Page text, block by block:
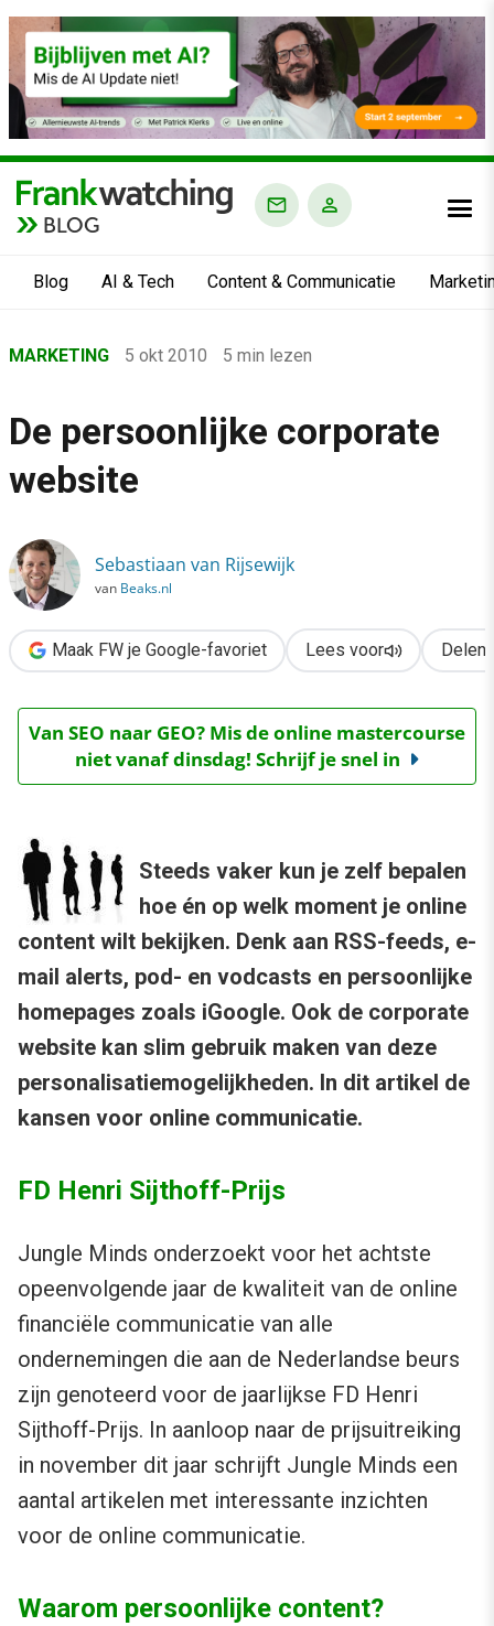
BLOG
Blog AI & Tech Content & Communicatie
›
›
Marketing
De persoonlijke corporate website
MARKETING 5 okt 2010 5 min lezen
De persoonlijke corporate
website
Sebastiaan van Rijsewijk
van Beaks.nl
Maak FW je Google-favoriet Lees voor Delen
Van SEO naar GEO? Mis de online mastercourse
niet vanaf dinsdag! Schrijf je snel in
Steeds vaker kun je zelf bepalen
hoe én op welk moment je online
content wilt bekijken. Denk aan RSS-feeds, e-
mail alerts, pod- en vodcasts en persoonlijke
homepages zoals iGoogle. Ook de corporate
website kan slim gebruik maken van deze
personalisatiemogelijkheden. In dit artikel de
kansen voor online communicatie.
FD Henri Sijthoff-Prijs
Jungle Minds onderzoekt voor het achtste
opeenvolgende jaar de kwaliteit van de online
financiële communicatie van alle
ondernemingen die aan de Nederlandse beurs
zijn genoteerd voor de jaarlijkse FD Henri
Sijthoff-Prijs. In aanloop naar de prijsuitreiking
in november dit jaar schrijft Jungle Minds een
aantal artikelen met interessante inzichten
voor de online communicatie.
Waarom persoonlijke content?